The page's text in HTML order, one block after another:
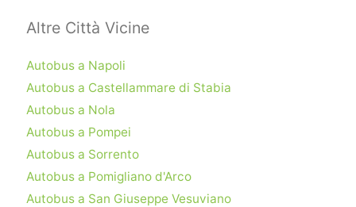
Altre Città Vicine
Autobus a Napoli
Autobus a Castellammare di Stabia
Autobus a Nola
Autobus a Pompei
Autobus a Sorrento
Autobus a Pomigliano d'Arco
Autobus a San Giuseppe Vesuviano